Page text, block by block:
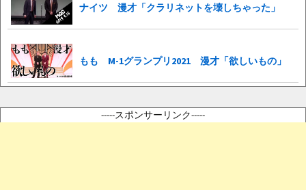
ナイツ 漫才「クラリネットを壊しちゃった」
もも M-1グランプリ2021 漫才「欲しいもの」
-----スポンサーリンク-----